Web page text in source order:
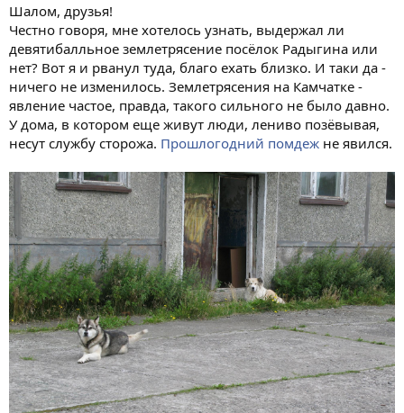
Шалом, друзья!
Честно говоря, мне хотелось узнать, выдержал ли
девятибалльное землетрясение посёлок Радыгина или
нет? Вот я и рванул туда, благо ехать близко. И таки да -
ничего не изменилось. Землетрясения на Камчатке -
явление частое, правда, такого сильного не было давно.
У дома, в котором еще живут люди, лениво позёвывая,
несут службу сторожа. Прошлогодний помдеж не явился.